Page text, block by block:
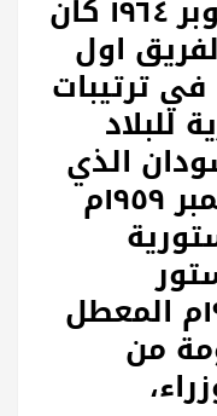
الثانية عقب ثورة اكتوبر ١٩٦٤ كان
اول
ترتيبات
للبلاد
الذي
قام بتعطيله في نوفمبر ١٩٥٩م
السودان المؤقت ١٩٥٦م المعطل
من